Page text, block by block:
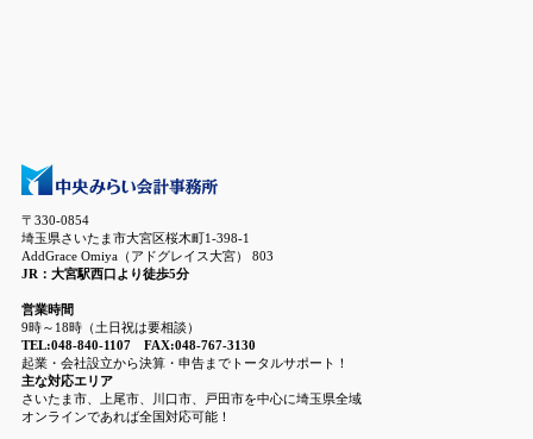
〒330-0854
埼玉県さいたま市大宮区桜木町1-398-1
AddGrace Omiya（アドグレイス大宮） 803
JR：大宮駅西口より徒歩5分
営業時間
9時～18時（土日祝は要相談）
TEL:048-840-1107 FAX:048-767-3130
起業・会社設立から決算・申告までトータルサポート！
主な対応エリア
さいたま市、上尾市、川口市、戸田市を中心に埼玉県全域
オンラインであれば全国対応可能！